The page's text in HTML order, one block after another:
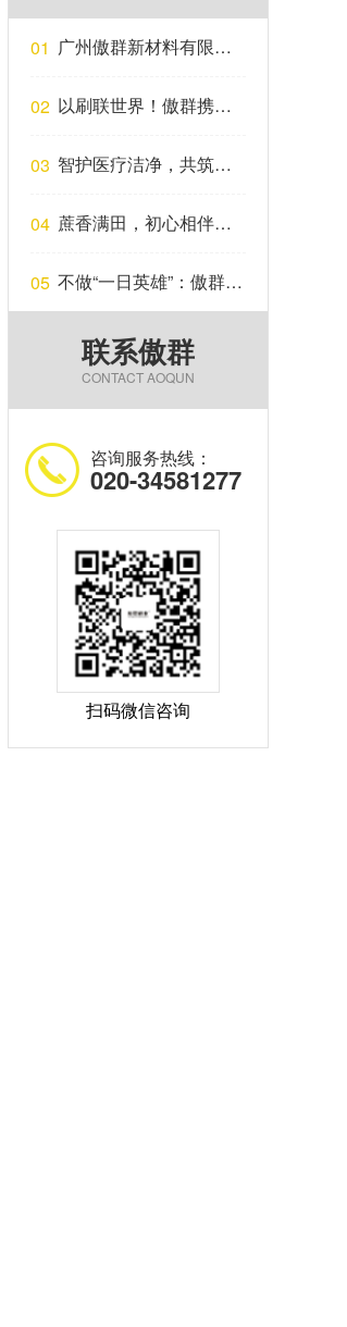
01 广州傲群新材料有限公
东”广州市中小企业创新
创业大赛二等奖，并获
02 以刷联世界！傲群携升
亮相广交会…
03 智护医疗洁净，共筑临
CMEF医博会…
04 蔗香满田，初心相伴｜
土甘甜…
05 不做“一日英雄”：傲群刷
联系傲群
CONTACT AOQUN
咨询服务热线：
020-34581277
扫码微信咨询